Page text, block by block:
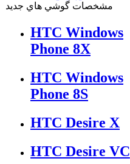
مشخصات گوشي هاي جديد
HTC Windows
Phone 8X
HTC Windows
Phone 8S
HTC Desire X
HTC Desire VC